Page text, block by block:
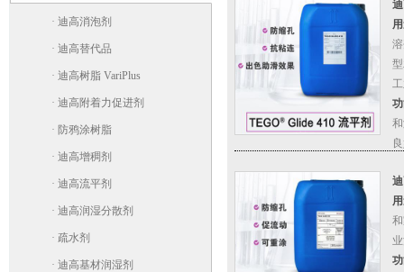
及物流配送问题。
· 迪高消泡剂
· 迪高替代品
· 迪高树脂 VariPlus
· 迪高附着力促进剂
· 防鸦涂树脂
· 迪高增稠剂
· 迪高流平剂
· 迪高润湿分散剂
· 疏水剂
· 迪高基材润湿剂